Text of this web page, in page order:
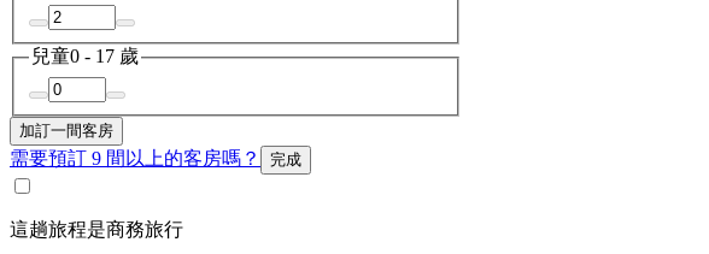
兒童0 - 17 歲
加訂一間客房
需要預訂 9 間以上的客房嗎？ 完成
這趟旅程是商務旅行